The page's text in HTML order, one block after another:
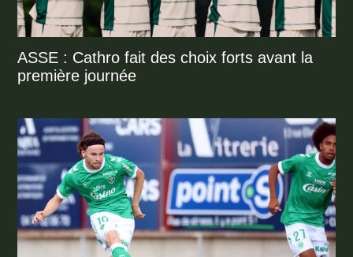
ASSE : Cathro fait des choix forts avant la
première journée